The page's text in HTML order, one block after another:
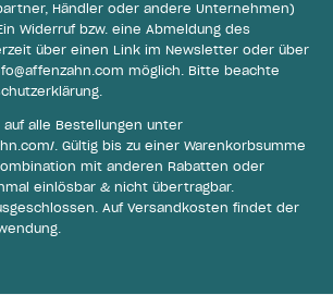
Händler oder andere Unternehmen)
Widerruf bzw. eine Abmeldung des
über einen Link im Newsletter oder über
möglich. Bitte beachte
.
auf alle Bestellungen unter
. Gültig bis zu einer Warenkorbsumme
mit anderen Rabatten oder
einlösbar & nicht übertragbar.
Auf Versandkosten findet der